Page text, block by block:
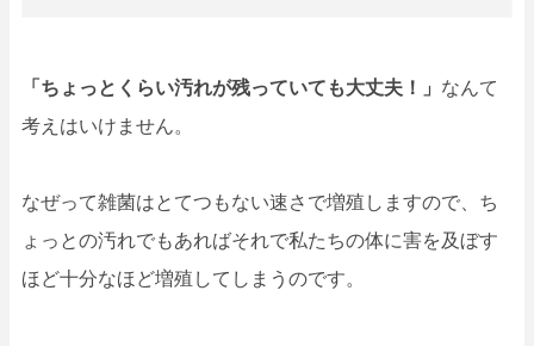
「ちょっとくらい汚れが残っていても大丈夫！」 なんて
考えはいけません。
なぜって雑菌はとてつもない速さで増殖しますので、ち
ょっとの汚れでもあればそれで私たちの体に害を及ぼす
ほど十分なほど増殖してしまうのです。